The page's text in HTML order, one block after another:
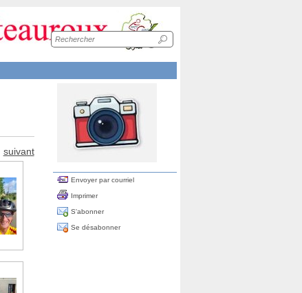
Recherche
sur
site
suivant
Envoyer par courriel
Imprimer
S'abonner
Se désabonner